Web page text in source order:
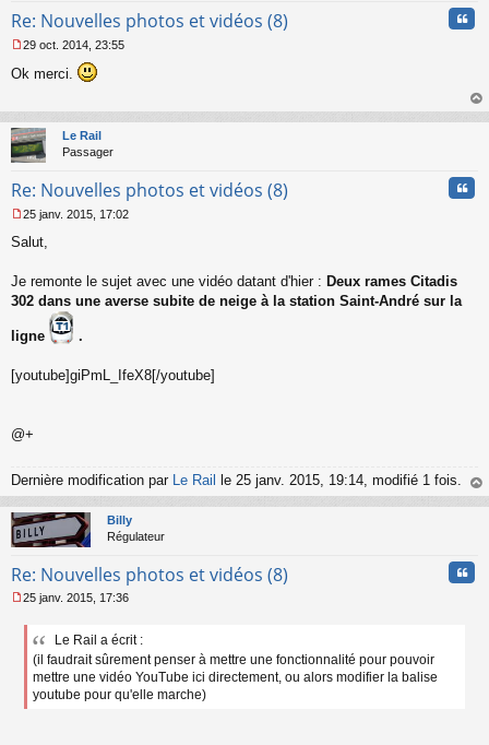
Re: Nouvelles photos et vidéos (8)
e
a
g
e
o
l
u
29 oct. 2014, 23:55
Ok merci.
au
Le Rail
Passager
Re: Nouvelles photos et vidéos (8)
e
g
n
n
25 janv. 2015, 17:02
Salut,
Je remonte le sujet avec une vidéo datant d'hier : Deux rames Citadis
302 dans une averse subite de neige à la station Saint-André sur la
ligne .
[youtube]giPmL_IfeX8[/youtube]
@+
Dernière modification par Le Rail le 25 janv. 2015, 19:14, modifié 1 fois.
au
Billy
Régulateur
Re: Nouvelles photos et vidéos (8)
e
e
25 janv. 2015, 17:36
Le Rail a écrit :
(il faudrait sûrement penser à mettre une fonctionnalité pour pouvoir
mettre une vidéo YouTube ici directement, ou alors modifier la balise
youtube pour qu'elle marche)